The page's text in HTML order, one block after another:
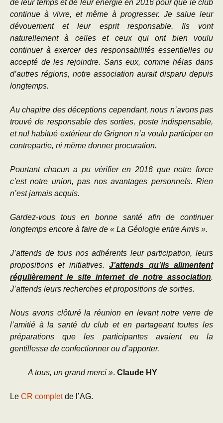
de leur temps et de leur énergie en 2016 pour que le club
continue à vivre, et même à progresser. Je salue leur
dévouement et leur esprit responsable. Ils vont
naturellement à celles et ceux qui ont bien voulu
continuer à exercer des responsabilités essentielles ou
accepté de les rejoindre. Sans eux, comme hélas dans
d’autres régions, notre association aurait disparu depuis
longtemps.
Au chapitre des déceptions cependant, nous n’avons pas
trouvé de responsable des sorties, poste indispensable,
et nul habitué extérieur de Grignon n’a voulu participer en
contrepartie, ni même donner procuration.
Pourtant chacun a pu vérifier en 2016 que notre force
c’est notre union, pas nos avantages personnels. Rien
n’est jamais acquis.
Gardez-vous tous en bonne santé afin de continuer
longtemps encore à faire de « La Géologie entre Amis ».
J’attends de tous nos adhérents leur participation, leurs
propositions et initiatives.J’attends qu’ils alimentent
régulièrement le site internet de notre association.
J’attends leurs recherches et propositions de sorties.
Nous avons clôturé la réunion en levant notre verre de
l’amitié à la santé du club et en partageant toutes les
préparations que les participantes avaient eu la
gentillesse de confectionner ou d’apporter.
A tous, un grand merci ». Claude HY
Le CR completde l’AG.